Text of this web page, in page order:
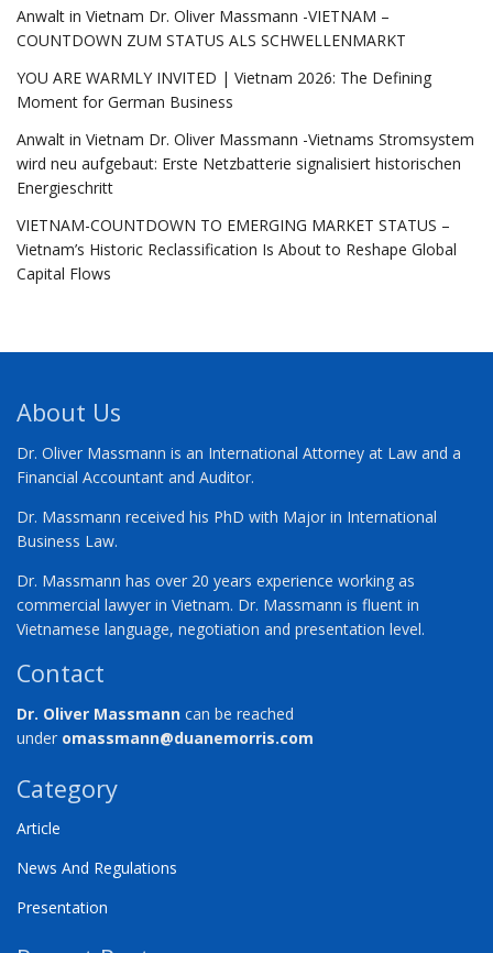
Anwalt in Vietnam Dr. Oliver Massmann -VIETNAM –
COUNTDOWN ZUM STATUS ALS SCHWELLENMARKT
YOU ARE WARMLY INVITED | Vietnam 2026: The Defining
Moment for German Business
Anwalt in Vietnam Dr. Oliver Massmann -Vietnams Stromsystem
wird neu aufgebaut: Erste Netzbatterie signalisiert historischen
Energieschritt
VIETNAM-COUNTDOWN TO EMERGING MARKET STATUS –
Vietnam’s Historic Reclassification Is About to Reshape Global
Capital Flows
About Us
Dr. Oliver Massmann is an International Attorney at Law and a
Financial Accountant and Auditor.
Dr. Massmann received his PhD with Major in International
Business Law.
Dr. Massmann has over 20 years experience working as
commercial lawyer in Vietnam. Dr. Massmann is fluent in
Vietnamese language, negotiation and presentation level.
Contact
Dr. Oliver Massmann can be reached
under omassmann@duanemorris.com
Category
Article
News And Regulations
Presentation